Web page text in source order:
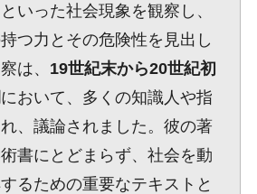
いった社会現象を観察し、
つ力とその危険性を見出し
は、 19世紀末から20世紀初
において、多くの知識人や指
、議論されました。彼の著
書にとどまらず、社会を動
るための重要なテキストと